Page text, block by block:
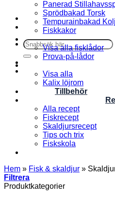
Sök
efter:
Panerad
Sprödbakad Torsk
Tempurainbakad
Fiskkakor
Visa alla fisklådor
Prova-på-lådor
Visa alla
Kalix löjrom
Tillbehör
Alla recept
Fiskrecept
Skaldjursrecept
Tips och trix
Fiskskola
Hem » Fisk & skaldjur »
Filtrera
Produktkategorier